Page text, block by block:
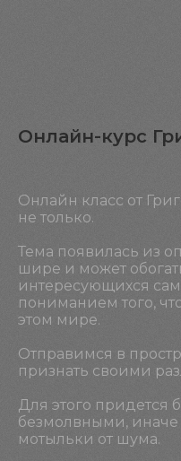
Онлайн-курс
Онлайн класс от
не только.
Тема появилась из
шире и может
интересующихся
пониманием того,
этом мире.
Отправимся в
признать своими
Для этого придется
безмолвными, иначе
мотыльки от шума.